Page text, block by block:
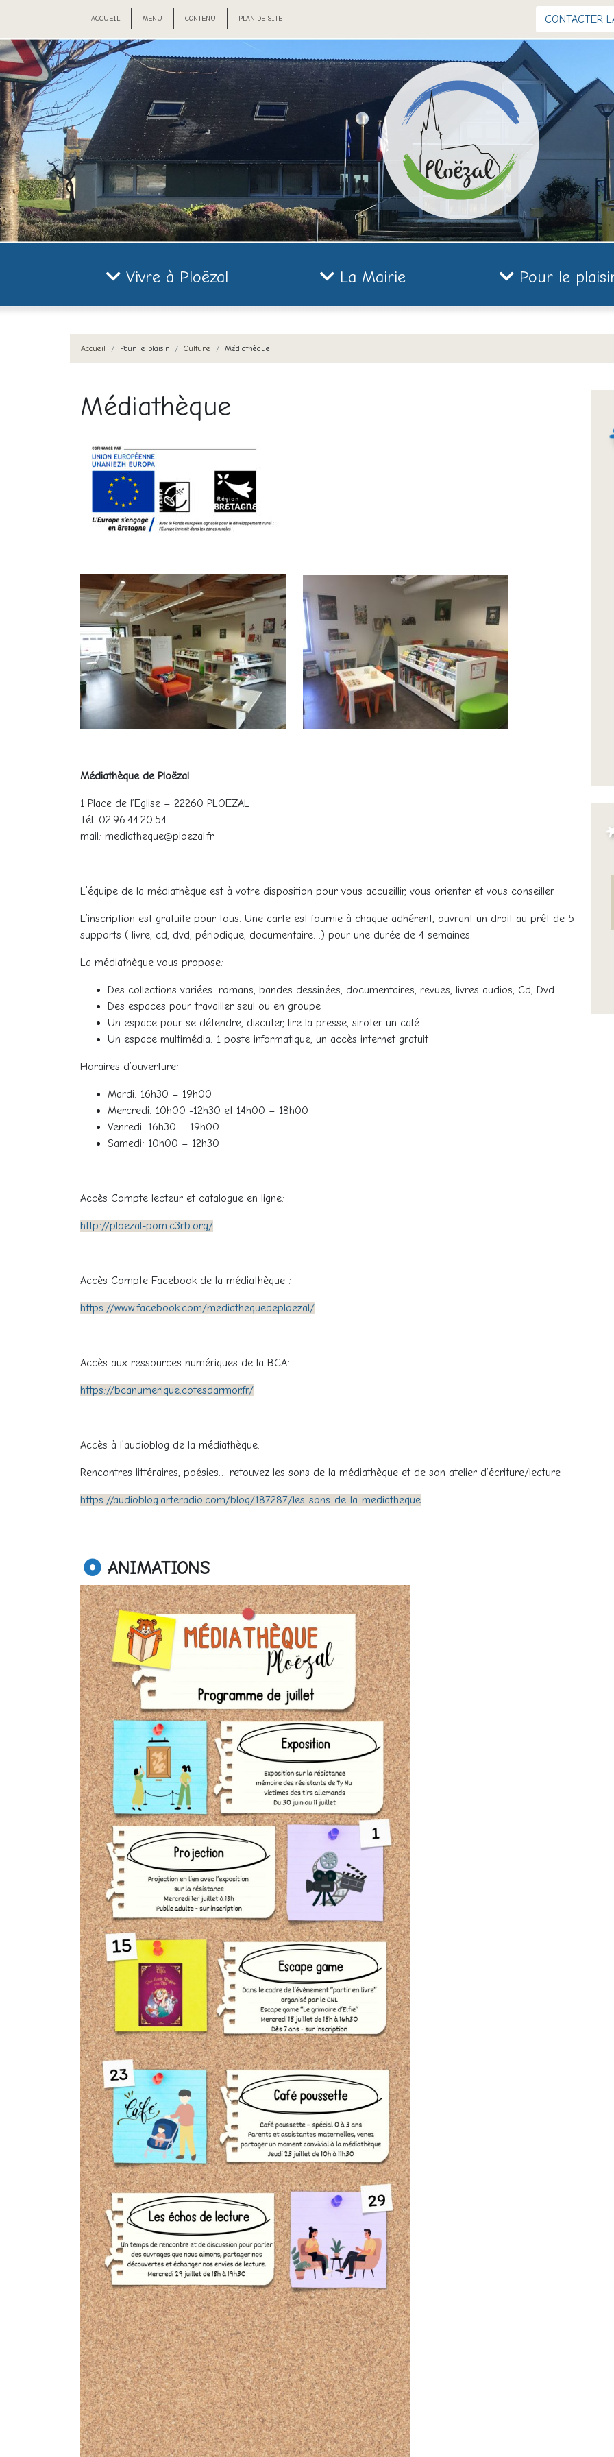
ACCUEIL MENU CONTENU PLAN DE SITE CONTACTER
Vivre à Ploëzal La Mairie Pour le
Accueil Pour le plaisir Culture Médiathèque
Médiathèque
Médiathèque de Ploëzal
1 Place de l’Eglise – 22260 PLOEZAL
Tél. 02.96.44.20.54
mail: mediatheque@ploezal.fr
L’équipe de la médiathèque est à votre disposition pour vous accueillir, vous orienter et vous conseiller.
L’inscription est gratuite pour tous. Une carte est fournie à chaque adhérent, ouvrant un droit au prêt de 5
supports ( livre, cd, dvd, périodique, documentaire…) pour une durée de 4 semaines.
La médiathèque vous propose:
Des collections variées: romans, bandes dessinées, documentaires, revues, livres audios, Cd, Dvd…
Des espaces pour travailler seul ou en groupe
Un espace pour se détendre, discuter, lire la presse, siroter un café…
Un espace multimédia: 1 poste informatique, un accès internet gratuit
Horaires d’ouverture:
Mardi: 16h30 – 19h00
Mercredi: 10h00 -12h30 et 14h00 – 18h00
Venredi: 16h30 – 19h00
Samedi: 10h00 – 12h30
Accès Compte lecteur et catalogue en ligne:
http://ploezal-pom.c3rb.org/
Accès Compte Facebook de la médiathèque :
https://www.facebook.com/mediathequedeploezal/
Accès aux ressources numériques de la BCA:
https://bcanumerique.cotesdarmor.fr/
Accès à l’audioblog de la médiathèque:
Rencontres littéraires, poésies… retouvez les sons de la médiathèque et de son atelier d’écriture/lecture
https://audioblog.arteradio.com/blog/187287/les-sons-de-la-mediatheque
ANIMATIONS